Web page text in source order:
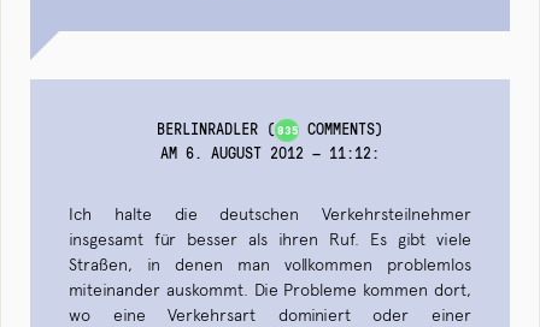
BERLINRADLER (835COMMENTS)
AM 6. AUGUST 2012 — 11:12:
Ich halte die deutschen Verkehrsteilnehmer
insgesamt für besser als ihren Ruf. Es gibt viele
Straßen, in denen man vollkommen problemlos
miteinander auskommt. Die Probleme kommen dort,
wo eine Verkehrsart dominiert oder einer